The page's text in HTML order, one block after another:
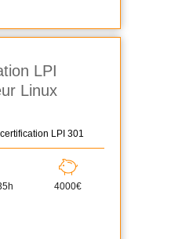
LPI
Linux
LPI 301
4000€